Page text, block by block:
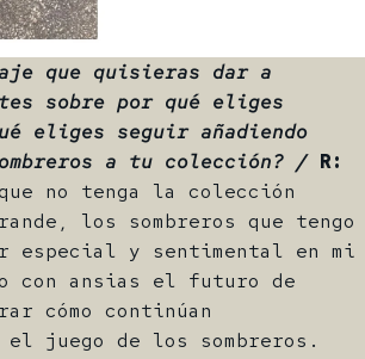
que quisieras dar a
sobre por qué eliges
eliges seguir añadiendo
a tu colección? /R:
no tenga la colección
los sombreros que tengo
especial y sentimental en mi
con ansias el futuro de
cómo continúan
el juego de los sombreros.